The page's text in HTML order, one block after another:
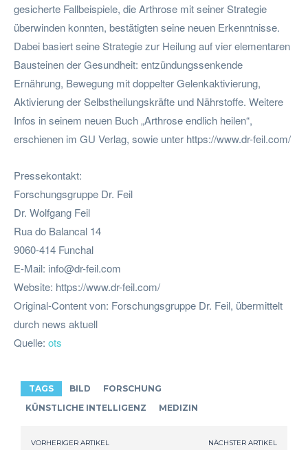
gesicherte Fallbeispiele, die Arthrose mit seiner Strategie
überwinden konnten, bestätigten seine neuen Erkenntnisse.
Dabei basiert seine Strategie zur Heilung auf vier elementaren
Bausteinen der Gesundheit: entzündungssenkende
Ernährung, Bewegung mit doppelter Gelenkaktivierung,
Aktivierung der Selbstheilungskräfte und Nährstoffe. Weitere
Infos in seinem neuen Buch „Arthrose endlich heilen“,
erschienen im GU Verlag, sowie unter https://www.dr-feil.com/
Pressekontakt:
Forschungsgruppe Dr. Feil
Dr. Wolfgang Feil
Rua do Balancal 14
9060-414 Funchal
E-Mail: info@dr-feil.com
Website: https://www.dr-feil.com/
Original-Content von: Forschungsgruppe Dr. Feil, übermittelt
durch news aktuell
Quelle: ots
TAGS BILD
FORSCHUNG
KÜNSTLICHE INTELLIGENZ
MEDIZIN
VORHERIGER ARTIKEL NÄCHSTER ARTIKEL